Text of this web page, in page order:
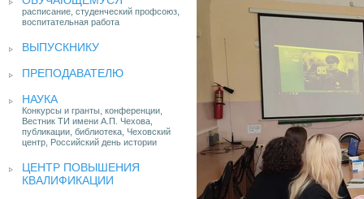
расписание, студенческий профсоюз,
воспитательная работа
ВЫПУСКНИКУ
ПРЕПОДАВАТЕЛЮ
НАУКА
Конкурсы и гранты, конференции,
Вестник ТИ имени А.П. Чехова,
публикации, библиотека, Чеховский
центр, Российский день истории
ЦЕНТР ПОВЫШЕНИЯ
КВАЛИФИКАЦИИ